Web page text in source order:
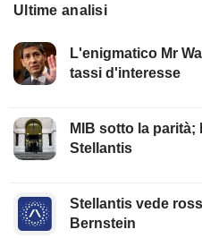
Ultime analisi
L'enigmatico Mr
tassi d'interesse
MIB sotto la
Stellantis
Stellantis vede
Bernstein